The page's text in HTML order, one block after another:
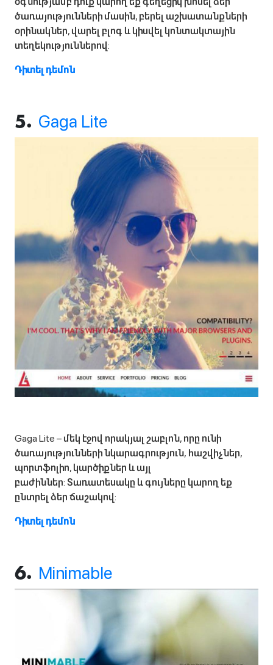
ծառայությունների մասին, բերել աշխատանքների
օրինակներ, վարել բլոգ և կիսվել կոնտակտային
տեղեկություններով:
Դիտել դեմոն
5. Gaga Lite
Gaga Lite – մեկ էջով որակյալ շաբլոն, որը ունի
ծառայությունների նկարագրություն, հաշվիչներ,
պորտֆոլիո, կարծիքներ և այլ
բաժիններ: Տառատեսակը և գույները կարող եք
ընտրել ձեր ճաշակով:
Դիտել դեմոն
6. Minimable